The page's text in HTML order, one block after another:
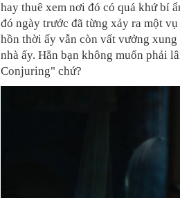
hay thuê xem nơi đó có quá khứ bí
đó ngày trước đã từng xảy ra một
hồn thời ấy vẫn còn vất vưởng
nhà ấy. Hẳn bạn không muốn phải
Conjuring" chứ?